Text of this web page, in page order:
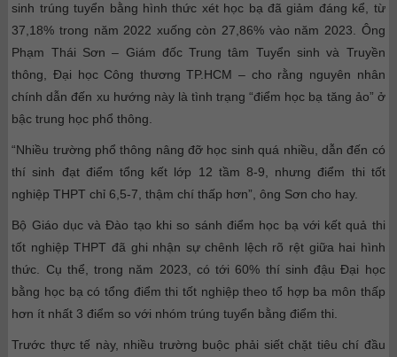
sinh trúng tuyển bằng hình thức xét học bạ đã giảm đáng kể, từ
37,18% trong năm 2022 xuống còn 27,86% vào năm 2023. Ông
Phạm Thái Sơn – Giám đốc Trung tâm Tuyển sinh và Truyền
thông, Đại học Công thương TP.HCM – cho rằng nguyên nhân
chính dẫn đến xu hướng này là tình trạng “điểm học bạ tăng ảo” ở
bậc trung học phổ thông.
“Nhiều trường phổ thông nâng đỡ học sinh quá nhiều, dẫn đến có
thí sinh đạt điểm tổng kết lớp 12 tầm 8-9, nhưng điểm thi tốt
nghiệp THPT chỉ 6,5-7, thậm chí thấp hơn”, ông Sơn cho hay.
Bộ Giáo dục và Đào tạo khi so sánh điểm học bạ với kết quả thi
tốt nghiệp THPT đã ghi nhận sự chênh lệch rõ rệt giữa hai hình
thức. Cụ thể, trong năm 2023, có tới 60% thí sinh đậu Đại học
bằng học bạ có tổng điểm thi tốt nghiệp theo tổ hợp ba môn thấp
hơn ít nhất 3 điểm so với nhóm trúng tuyển bằng điểm thi.
Trước thực tế này, nhiều trường buộc phải siết chặt tiêu chí đầu